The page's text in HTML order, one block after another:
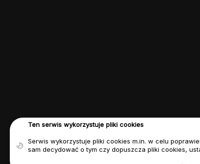
Ten serwis wykorzystuje pliki cookies
Serwis wykorzystuje pliki cookies m.in. w celu
sam decydować o tym czy dopuszcza pliki cookies,